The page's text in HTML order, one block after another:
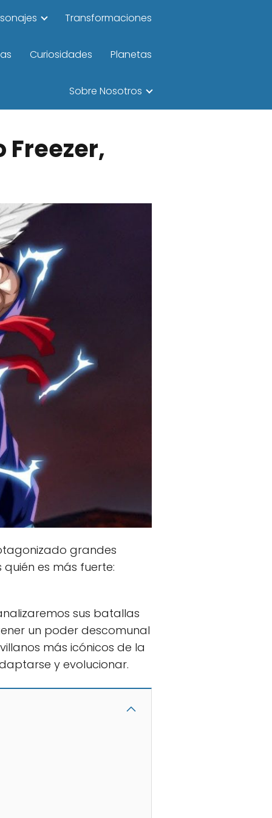
Transformaciones
Curiosidades Planetas
Sobre Nosotros
Freezer,
grandes
es más fuerte:
sus batallas
un poder descomunal
más icónicos de la
y evolucionar.